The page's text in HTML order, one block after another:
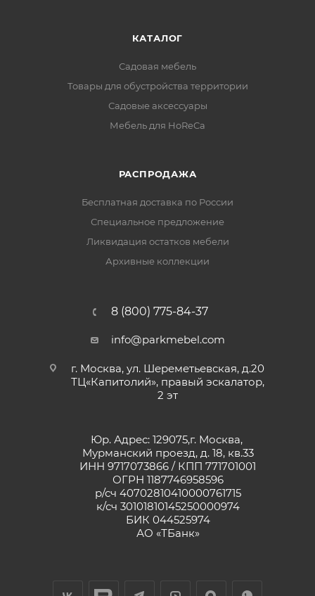
КАТАЛОГ
Садовая мебель
Товары для обустройства территории
Садовые аксессуары
Мебель для HoReCa
РАСПРОДАЖА
Бесплатная доставка по России
Специальное предложение
Ликвидация остатков мебели
Архивные коллекции
8 (800) 775-84-37
info@parkmebel.com
г. Москва, ул. Шереметьевская, д.20
ТЦ«Капитолий», правый эскалатор,
2 эт
Юр. Адрес: 129075,г. Москва,
Мурманский проезд, д. 18, кв.33
ИНН 9717073866 / КПП 771701001
ОГРН 1187746958596
р/сч 40702810410000761715
к/сч 30101810145250000974
БИК 044525974
АО «ТБанк»